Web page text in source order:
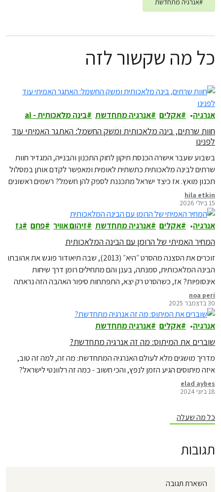
#אנרגיה מתחדשת
כל מה שקשור לזה
אנרגיה אקלים אנרגיה מתחדשת בינה מלאכותית - ai
חוות שרתים, בינה מלאכותית ומשק החשמל: האתגר האמיתי עוד
לפנינו
בשבוע שעבר אישרה הכנסת תיקון לחוק התכנון והבנייה, המגדיר חוות
שרתים לבינה מלאכותית כתשתית לאומית ומאפשר לקדם אותן במסלול
תכנון מואץ. אז כיצד ישראל מתכננת לספק להן חשמל? רשמים ראשונים
מדיון מקצועי בנושא
hila etkin
15 ביולי 2026
אנרגיה אקלים אנרגיה מתחדשת זיהום אוויר פחם גז
המחיר האמיתי של הרומן עם הבינה המלאכותית
זוכרים את הסצנה מהסרט ״היא״ (2013), שבה תיאודור פוגש את אהובתו
הבינה המלאכותית, סמנתה, בענן והם מתחילים רומן דרך שיחות
אינסופיות? אז, כשהסרט רק יצא, התפתחות סיפור האהבה הזה נראתה
הצ׳אט ואף שימוש בו לתמיכה רגשית, נהפכו לדבר שגור. היום, כש״חוויית
ai״ מלווה אותנו בכל אפליקציה,…
noa peri
30 בדצמבר 2025
אנרגיה אקלים אנרגיה מתחדשת
שוברים את המיתוס: מה זה אנרגיה מתחדשת?
מדריך מושגים מלא לעולם האנרגיה המתחדשת: מה זה, למה זה טוב,
איזה מיתוסים הגיע הזמן לנפץ, והכי חשוב - כמה זה רלוונטי לישראל?
elad aybes
18 ביוני 2024
כל מה שעלה
תגובות
השארת תגובה